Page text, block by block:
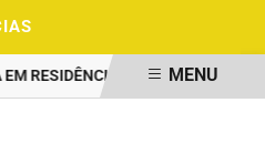
PRF CAPTURAMENU